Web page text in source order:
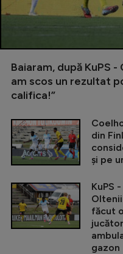
Baiaram, după KuPS -
am scos un rezultat
califica!”
din
și pe
KuPS
făcut
gazon